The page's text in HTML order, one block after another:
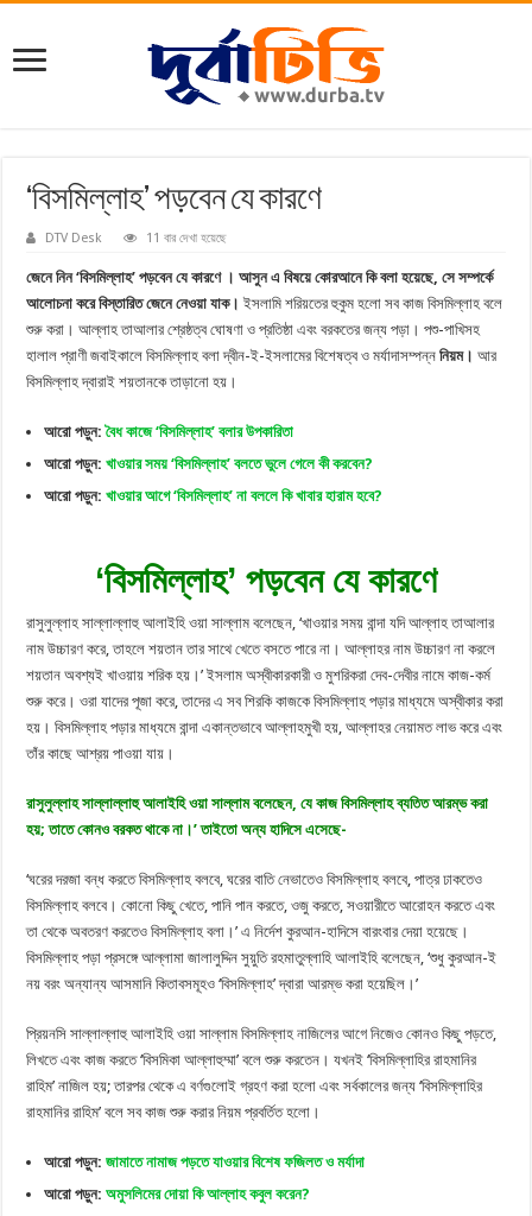
‘বিসমিল্লাহ’ পড়বেন যে কারণে
DTV Desk 11 বার দেখা হয়েছে
জেনে নিন ‘বিসমিল্লাহ’ পড়বেন যে কারণে । আসুন এ বিষয়ে কোরআনে কি বলা হয়েছে, সে সম্পর্কে
আলোচনা করে বিস্তারিত জেনে নেওয়া যাক। ইসলামি শরিয়তের হুকুম হলো সব কাজ বিসমিল্লাহ বলে
শুরু করা। আল্লাহ তাআলার শ্রেষ্ঠত্ব ঘোষণা ও প্রতিষ্ঠা এবং বরকতের জন্য পড়া। পশু-পাখিসহ
হালাল প্রাণী জবাইকালে বিসমিল্লাহ বলা দ্বীন-ই-ইসলামের বিশেষত্ব ও মর্যাদাসম্পন্ননিয়ম। আর
বিসমিল্লাহ দ্বারাই শয়তানকে তাড়ানো হয়।
আরো পড়ুন:বৈধ কাজে ‘বিসমিল্লাহ’ বলার উপকারিতা
আরো পড়ুন:খাওয়ার সময় ‘বিসমিল্লাহ’ বলতে ভুলে গেলে কী করবেন?
আরো পড়ুন:খাওয়ার আগে ‘বিসমিল্লাহ’ না বললে কি খাবার হারাম হবে?
‘বিসমিল্লাহ’ পড়বেন যে কারণে
রাসুলুল্লাহ সাল্লাল্লাহু আলাইহি ওয়া সাল্লাম বলেছেন, ‘খাওয়ার সময় বান্দা যদি আল্লাহ তাআলার
নাম উচ্চারণ করে, তাহলে শয়তান তার সাথে খেতে বসতে পারে না। আল্লাহর নাম উচ্চারণ না করলে
শয়তান অবশ্যই খাওয়ায় শরিক হয়।’ ইসলাম অস্বীকারকারী ও মুশরিকরা দেব-দেবীর নামে কাজ-কর্ম
শুরু করে। ওরা যাদের পূজা করে, তাদের এ সব শিরকি কাজকে বিসমিল্লাহ পড়ার মাধ্যমে অস্বীকার করা
হয়। বিসমিল্লাহ পড়ার মাধ্যমে বান্দা একান্তভাবে আল্লাহমুখী হয়, আল্লাহর নেয়ামত লাভ করে এবং
তাঁর কাছে আশ্রয় পাওয়া যায়।
রাসুলুল্লাহ সাল্লাল্লাহু আলাইহি ওয়া সাল্লাম বলেছেন, যে কাজ বিসমিল্লাহ ব্যতিত আরম্ভ করা
হয়; তাতে কোনও বরকত থাকে না।’ তাইতো অন্য হাদিসে এসেছে-
‘ঘরের দরজা বন্ধ করতে বিসমিল্লাহ বলবে, ঘরের বাতি নেভাতেও বিসমিল্লাহ বলবে, পাত্র ঢাকতেও
বিসমিল্লাহ বলবে। কোনো কিছু খেতে, পানি পান করতে, ওজু করতে, সওয়ারীতে আরোহন করতে এবং
তা থেকে অবতরণ করতেও বিসমিল্লাহ বলা।’ এ নির্দেশ কুরআন-হাদিসে বারংবার দেয়া হয়েছে।
বিসমিল্লাহ পড়া প্রসঙ্গে আল্লামা জালালুদ্দিন সুয়ুতি রহমাতুল্লাহি আলাইহি বলেছেন, ‘শুধু কুরআন-ই
নয় বরং অন্যান্য আসমানি কিতাবসমূহও ‘বিসমিল্লাহ’ দ্বারা আরম্ভ করা হয়েছিল।’
প্রিয়নসি সাল্লাল্লাহু আলাইহি ওয়া সাল্লাম বিসমিল্লাহ নাজিলের আগে নিজেও কোনও কিছু পড়তে,
লিখতে এবং কাজ করতে ‘বিসমিকা আল্লাহুম্মা’ বলে শুরু করতেন। যখনই ‘বিসমিল্লাহির রাহমানির
রাহিম’ নাজিল হয়; তারপর থেকে এ বর্ণগুলোই গ্রহণ করা হলো এবং সর্বকালের জন্য ‘বিসমিল্লাহির
রাহমানির রাহিম’ বলে সব কাজ শুরু করার নিয়ম প্রবর্তিত হলো।
আরো পড়ুন: জামাতে নামাজ পড়তে যাওয়ার বিশেষ ফজিলত ও মর্যাদা
আরো পড়ুন:অমুসলিমের দোয়া কি আল্লাহ কবুল করেন?